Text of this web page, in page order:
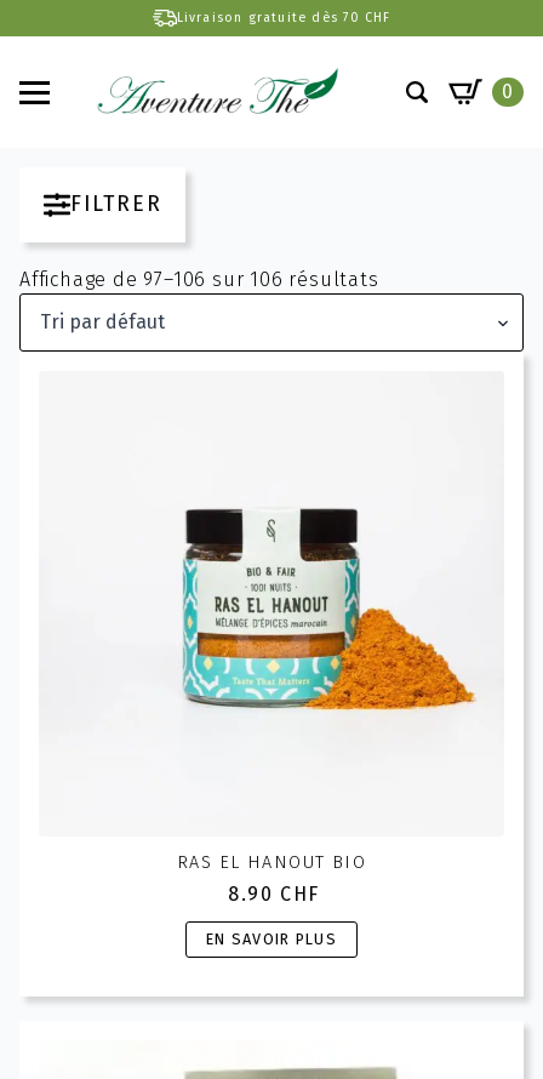
Livraison gratuite dès 70 CHF
0
FILTRER
Affichage de 97–106 sur 106 résultats
RAS EL HANOUT BIO
8.90 CHF
EN SAVOIR PLUS
Ce
produit
Les